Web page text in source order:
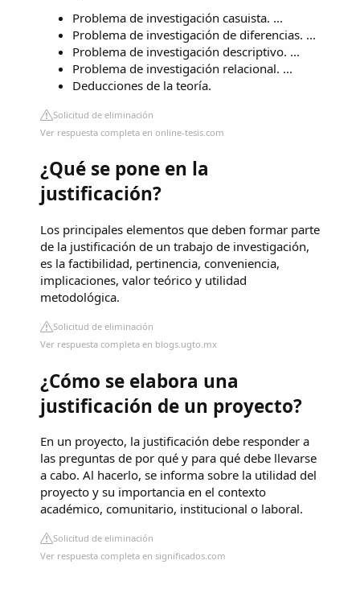
Problema de investigación casuista. ...
Problema de investigación de diferencias. ...
Problema de investigación descriptivo. ...
Problema de investigación relacional. ...
Deducciones de la teoría.
Solicitud de eliminación
Ver respuesta completa en online-tesis.com
¿Qué se pone en la
justificación?
Los principales elementos que deben formar parte
de la justificación de un trabajo de investigación,
es la factibilidad, pertinencia, conveniencia,
implicaciones, valor teórico y utilidad
metodológica.
Solicitud de eliminación
Ver respuesta completa en blogs.ugto.mx
¿Cómo se elabora una
justificación de un proyecto?
En un proyecto, la justificación debe responder a
las preguntas de por qué y para qué debe llevarse
a cabo. Al hacerlo, se informa sobre la utilidad del
proyecto y su importancia en el contexto
académico, comunitario, institucional o laboral.
Solicitud de eliminación
Ver respuesta completa en significados.com